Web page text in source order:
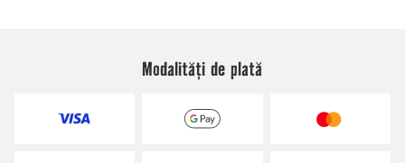
Modalități de plată